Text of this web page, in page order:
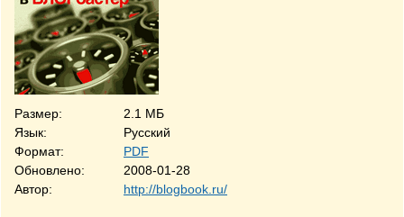
Размер:
2.1 МБ
Язык:
Русский
Формат:
PDF
Обновлено:
2008-01-28
Автор:
http://blogbook.ru/